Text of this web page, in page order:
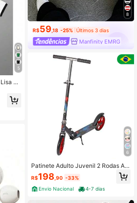
5
Pr
8
R$59 ,18 -25% Últimos 3 dias
Manfinity EMRG
6
Patinete Adulto Juvenil 2 Rodas Até
100kg Dobrável
R$198 ,90 -33%
Envio Nacional
4-7 dias